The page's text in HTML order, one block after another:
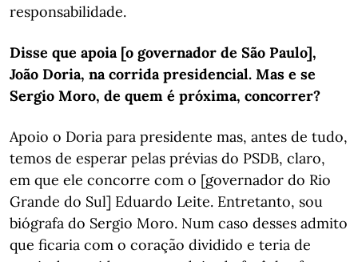
responsabilidade.
Disse que apoia [o governador de São Paulo],
João Doria, na corrida presidencial. Mas e se
Sergio Moro, de quem é próxima, concorrer?
Apoio o Doria para presidente mas, antes de tudo,
temos de esperar pelas prévias do PSDB, claro,
em que ele concorre com o [governador do Rio
Grande do Sul] Eduardo Leite. Entretanto, sou
biógrafa do Sergio Moro. Num caso desses admito
que ficaria com o coração dividido e teria de